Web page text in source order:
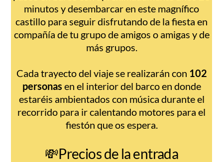
minutos y desembarcar en este magnífico
castillo para seguir disfrutando de la fiesta en
compañía de tu grupo de amigos o amigas y de
más grupos.
Cada trayecto del viaje se realizarán con 102
personas en el interior del barco en donde
estaréis ambientados con música durante el
recorrido para ir calentando motores para el
fiestón que os espera.
💸Precios de la entrada